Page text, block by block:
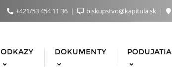
+421/53 454 11 36 biskupstvo@kapitula.sk
ODKAZY DOKUMENTY PODUJATIA